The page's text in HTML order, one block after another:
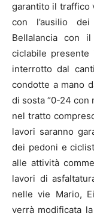
garantito il traffico
con l’ausilio
Bellalancia con
ciclabile presente
interrotto dal
condotte a mano
di sosta “0-24 con
nel tratto
lavori saranno
dei pedoni e
alle attività
lavori di
nelle vie Mario,
verrà modificata